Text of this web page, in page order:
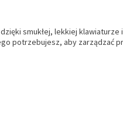
smukłej, lekkiej
potrzebujesz, aby zarządzać